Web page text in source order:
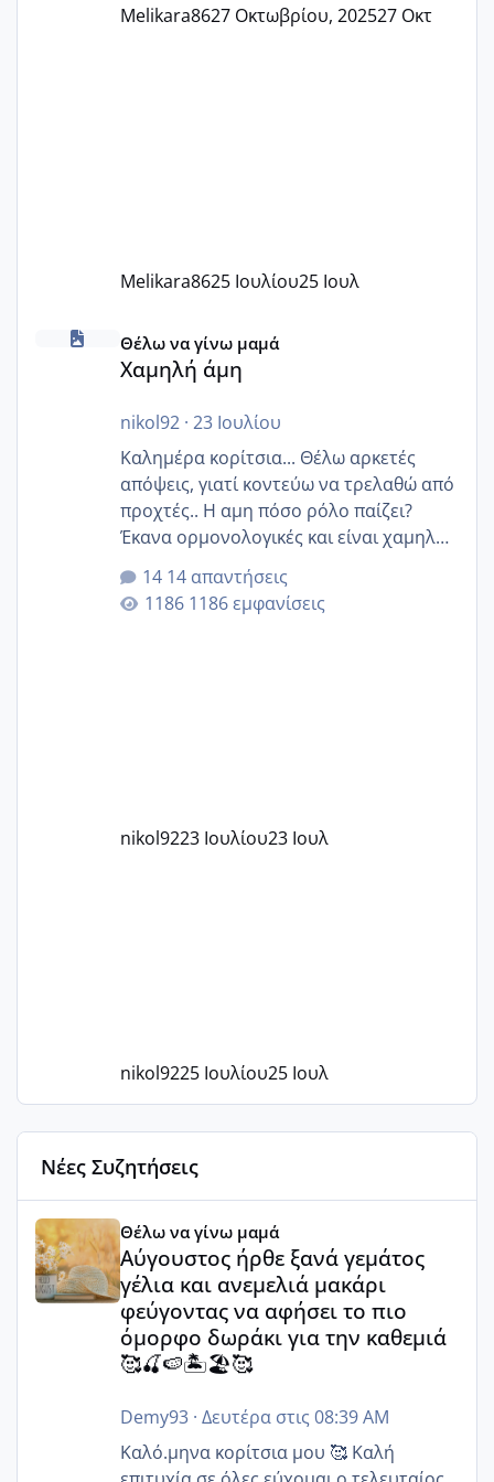
Melikara8627 Οκτωβρίου, 202527 Οκτ
Melikara8625 Ιουλίου25 Ιουλ
Χαμηλή άμη
Θέλω να γίνω μαμά
Χαμηλή άμη
nikol92· 23 Ιουλίου
Καλημέρα κορίτσια... Θέλω αρκετές
απόψεις, γιατί κοντεύω να τρελαθώ από
προχτές.. Η αμη πόσο ρόλο παίζει?
Έκανα ορμονολογικές και είναι χαμηλή
για την ηλικία μου.. Είχα ήδη μια
εγκυμοσύνη, που έπρεπε να τερματιστεί
στην 27η εβδομάδα και προσπαθώ 7
14 απαντήσεις
1186 εμφανίσεις
nikol9223 Ιουλίου23 Ιουλ
nikol9225 Ιουλίου25 Ιουλ
Νέες Συζητήσεις
Αύγουστος ήρθε ξανά γεμάτος γέλια και ανεμελιά
Θέλω να γίνω μαμά
Αύγουστος ήρθε ξανά γεμάτος
γέλια και ανεμελιά μακάρι
φεύγοντας να αφήσει το πιο
όμορφο δωράκι για την καθεμιά
🥰🍒🍉🏝️🏖️🥰
Demy93· Δευτέρα στις 08:39 AM
Καλό.μηνα κορίτσια μου 🥰 Καλή